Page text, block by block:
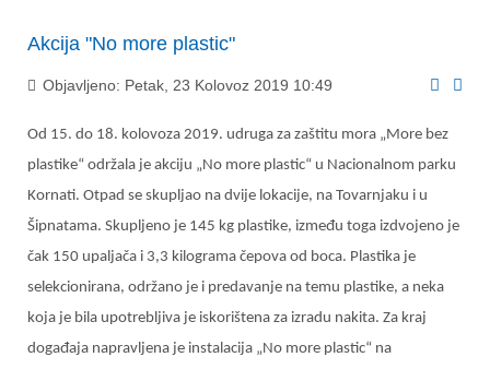
Akcija "No more plastic"
Objavljeno: Petak, 23 Kolovoz 2019 10:49
Od 15. do 18. kolovoza 2019. udruga za zaštitu mora „More bez
plastike“ održala je akciju „No more plastic“ u Nacionalnom parku
Kornati. Otpad se skupljao na dvije lokacije, na Tovarnjaku i u
Šipnatama. Skupljeno je 145 kg plastike, između toga izdvojeno je
čak 150 upaljača i 3,3 kilograma čepova od boca. Plastika je
selekcionirana, održano je i predavanje na temu plastike, a neka
koja je bila upotrebljiva je iskorištena za izradu nakita. Za kraj
događaja napravljena je instalacija „No more plastic“ na